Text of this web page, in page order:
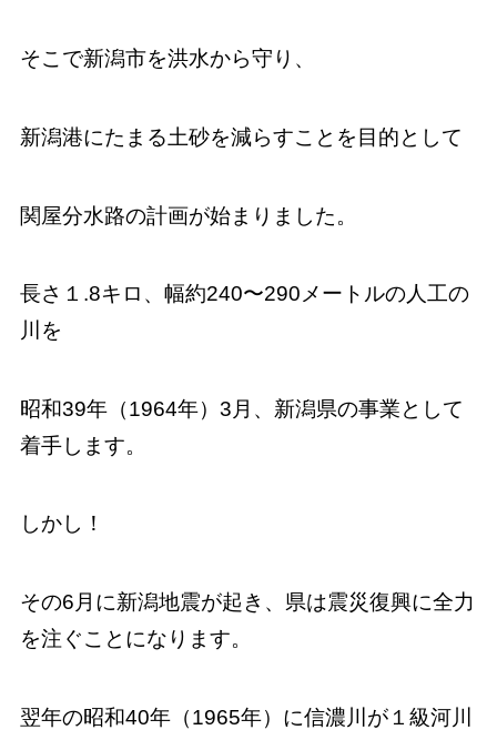
そこで新潟市を洪水から守り、
新潟港にたまる土砂を減らすことを目的として
関屋分水路の計画が始まりました。
長さ１.8キロ、幅約240〜290メートルの人工の
川を
昭和39年（1964年）3月、新潟県の事業として
着手します。
しかし！
その6月に新潟地震が起き、県は震災復興に全力
を注ぐことになります。
翌年の昭和40年（1965年）に信濃川が１級河川